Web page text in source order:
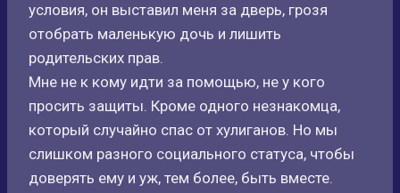
условия, он выставил меня за дверь, грозя
отобрать маленькую дочь и лишить
родительских прав.
Мне не к кому идти за помощью, не у кого
просить защиты. Кроме одного незнакомца,
который случайно спас от хулиганов. Но мы
слишком разного социального статуса, чтобы
доверять ему и уж, тем более, быть вместе.